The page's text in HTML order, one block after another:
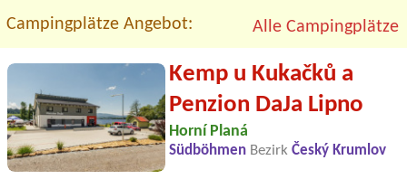
Campingplätze Angebot: Alle Campingplätze
Kemp u Kukačků a
Penzion DaJa Lipno
Horní Planá
Südböhmen Bezirk Český Krumlov